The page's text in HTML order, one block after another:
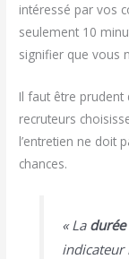
intéressé par vos
seulement 10
signifier que vous
Il faut être prudent
recruteurs
l’entretien ne doit
chances.
« La durée
indicateur